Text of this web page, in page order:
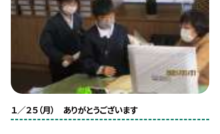
１／２５（月） ありがとうございます